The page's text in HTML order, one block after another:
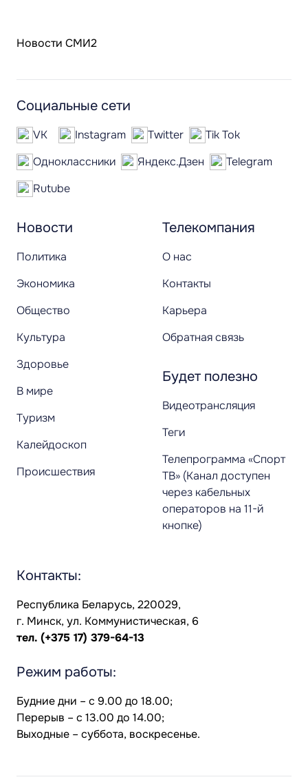
Новости СМИ2
Новости
Политика
Экономика
Общество
Культура
Здоровье
В мире
Туризм
Калейдоскоп
Происшествия
Телекомпания
О нас
Контакты
Карьера
Обратная связь
Будет полезно
Видеотрансляция
Теги
Телепрограмма «Спорт
ТВ» (Канал доступен
через кабельных
операторов на 11-й
кнопке)
Социальные сети
VK Instagram Twitter
Tik Tok
Одноклассники
Яндекс.Дзен
Telegram
Rutube
Контакты:
Республика Беларусь, 220029,
г. Минск, ул. Коммунистическая, 6
тел. (+375 17) 379-64-13
Режим работы:
Будние дни – с 9.00 до 18.00;
Перерыв – с 13.00 до 14.00;
Выходные – суббота, воскресенье.